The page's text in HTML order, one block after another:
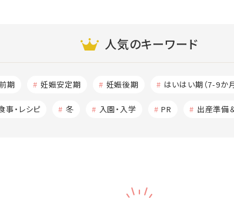
人気のキーワード
期 妊娠安定期 妊娠後期 はいはい期（7-9か月
事・レシピ 冬 入園・入学 PR 出産準備